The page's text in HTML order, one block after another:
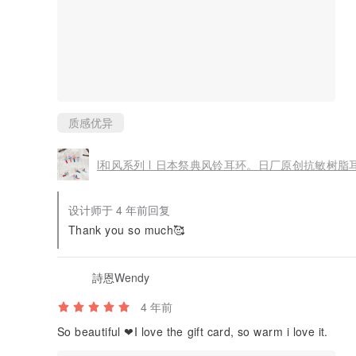
质感优异
l和风系列 l 日本祭典风铃耳环。日厂原创抗敏树脂
设计师于 4 年前回复
Thank you so much🥰
詩恩Wendy
4 年前
So beautiful ❤I love the gift card, so warm i love it.